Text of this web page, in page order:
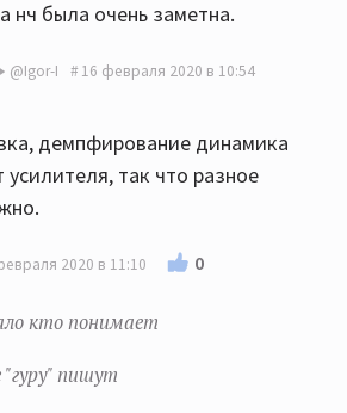
нч была очень заметна.
@Igor-I 16 февраля 2020 в 10:54
демпфирование динамика
так что разное
2020 в 11:10 0
кто понимает
пишут